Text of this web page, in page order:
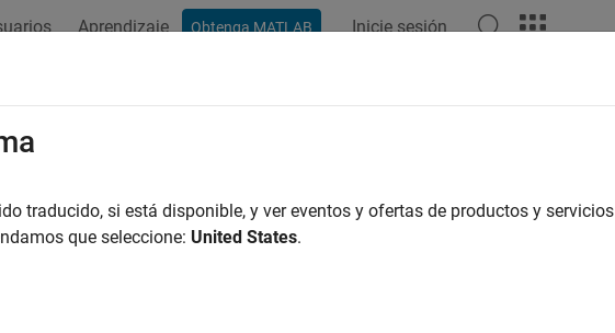
Aprendizaje Obtenga MATLAB Inicie sesión
Release Notes
expand all in page
traducido, si está disponible, y ver eventos y ofertas de productos y servicios
que seleccione: United States.